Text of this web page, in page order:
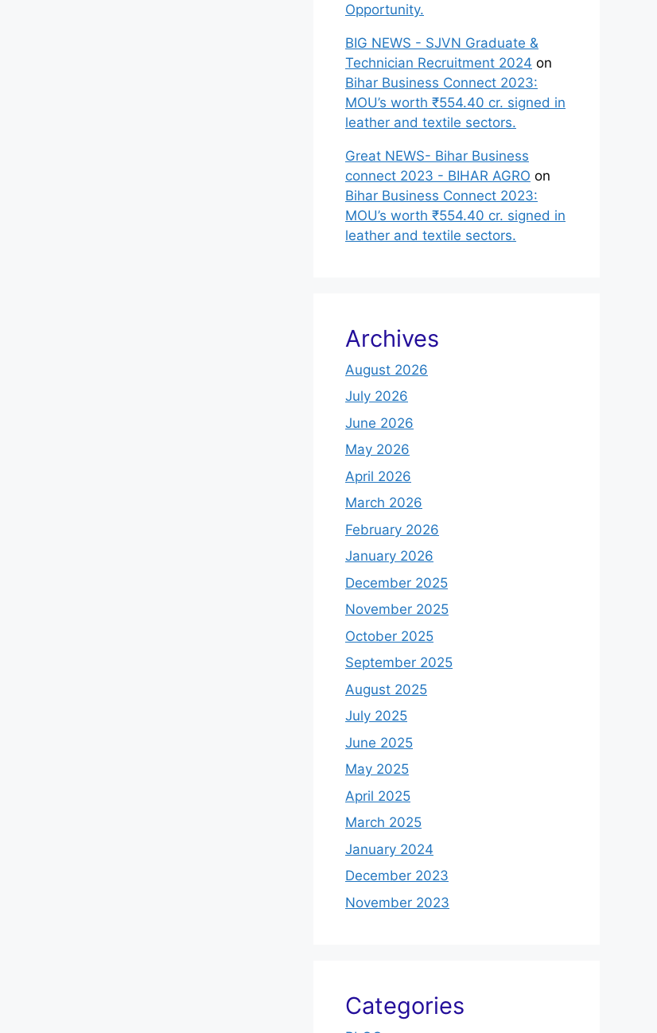
Opportunity.
BIG NEWS - SJVN Graduate &
Technician Recruitment 2024 on
Bihar Business Connect 2023:
MOU’s worth ₹554.40 cr. signed in
leather and textile sectors.
Great NEWS- Bihar Business
connect 2023 - BIHAR AGRO on
Bihar Business Connect 2023:
MOU’s worth ₹554.40 cr. signed in
leather and textile sectors.
Archives
August 2026
July 2026
June 2026
May 2026
April 2026
March 2026
February 2026
January 2026
December 2025
November 2025
October 2025
September 2025
August 2025
July 2025
June 2025
May 2025
April 2025
March 2025
January 2024
December 2023
November 2023
Categories